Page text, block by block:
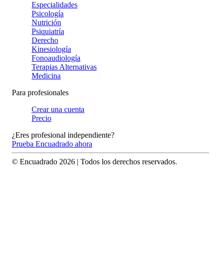
Especialidades
Psicología
Nutrición
Psiquiatría
Derecho
Kinesiología
Fonoaudiología
Terapias Alternativas
Medicina
Para profesionales
Crear una cuenta
Precio
¿Eres profesional independiente?
Prueba Encuadrado ahora
© Encuadrado 2026 | Todos los derechos reservados.